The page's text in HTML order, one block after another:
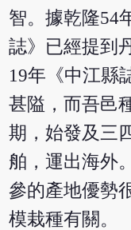
智。據乾隆54
誌》已經提到
19年《中江縣
甚隘，而吾邑
期，始發及三
舶，運出海外
參的產地優勢
模栽種有關。